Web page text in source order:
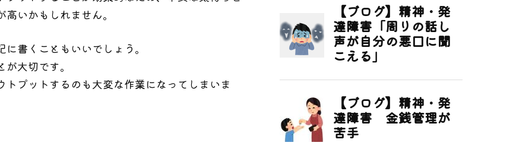
いかもしれません。
書くこともいいでしょう。
大切です。
プットするのも大変な作業になってしまいま